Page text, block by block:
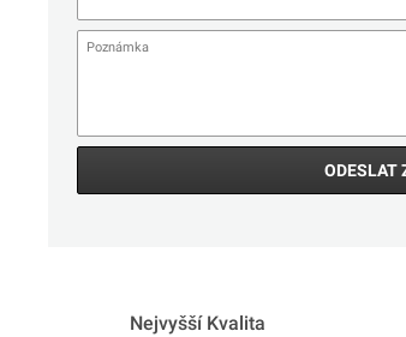
ODESLAT
Nejvyšší Kvalita